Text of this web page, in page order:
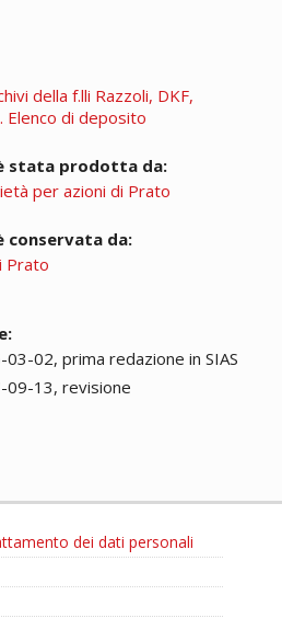
della f.lli Razzoli, DKF,
Elenco di deposito
stata prodotta da:
per azioni di Prato
conservata da:
Prato
03-02, prima redazione in SIAS
09-13, revisione
dei dati personali